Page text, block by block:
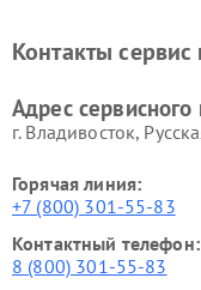
Контакты сервис
Адрес
г. Владивосток,
Горячая линия:
+7 (800) 301-55-83
Контактный телефон:
8 (800) 301-55-83